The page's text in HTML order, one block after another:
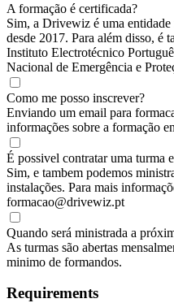
A formação é certificada?
Sim, a Drivewiz é uma
desde 2017. Para além disso, é
Instituto Electrotécnico
Nacional de Emergência e
Como me posso inscrever?
Enviando um email para
informações sobre a formação
É possivel contratar uma turma
Sim, e tambem podemos
instalações. Para mais
formacao@drivewiz.pt
Quando será ministrada a
As turmas são abertas
minimo de formandos.
Requirements